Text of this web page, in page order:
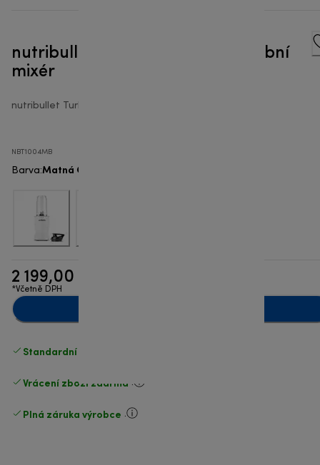
nutribullet® Turbo 1000 W - Osobní
mixér
nutribullet Turbo™
NBT1004MB
Barva:Matná Černá
2 199,00 Kč
*Včetně DPH
Standardní doručení zdarma
Vrácení zboží zdarma .
Plná záruka výrobce .